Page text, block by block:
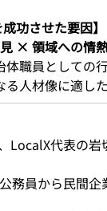
功させた要因】
× 領域への情
職員としての
人材像に適し
代表の岩
務員から民間